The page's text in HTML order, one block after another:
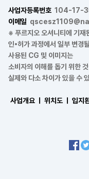
사업자등록번호 104-17-
이메일
※ 푸르지오 오셔니티에 기재
인•허가 과정에서 일부 변경
사용된 CG 및 이미지는
소비자의 이해를 돕기 위한 것
실제와 다소 차이가 있을 수
사업개요 ㅣ 위치도 ㅣ 입지